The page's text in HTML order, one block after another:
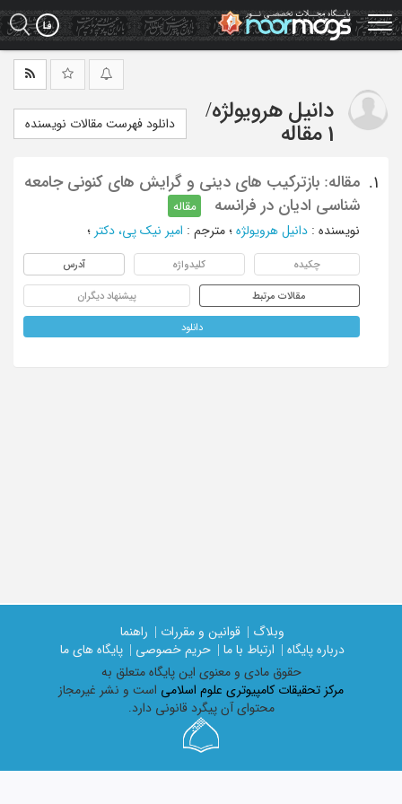
Skip
to
main
دانیل هرویولژه/
1 مقاله
دانلود فهرست مقالات نویسنده
1.
مقاله: بازترکیب های دینی و گرایش های کنونی جامعه
شناسی ادیان در فرانسه
مقاله
نویسنده : دانیل هرویولژه ؛ مترجم : امیر نیک پی، دکتر ؛
چکیده کلیدواژه آدرس
مقالات مرتبط پیشنهاد دیگران
دانلود
وبلاگ | قوانین و مقررات |
راهنما
درباره پایگاه |
ارتباط با ما | حریم خصوصی |
پایگاه های ما
حقوق مادی و معنوی اين پايگاه متعلق به
مرکز تحقیقات کامپیوتری علوم اسلامی است و نشر غیرمجاز
محتوای آن پیگرد قانونی دارد.